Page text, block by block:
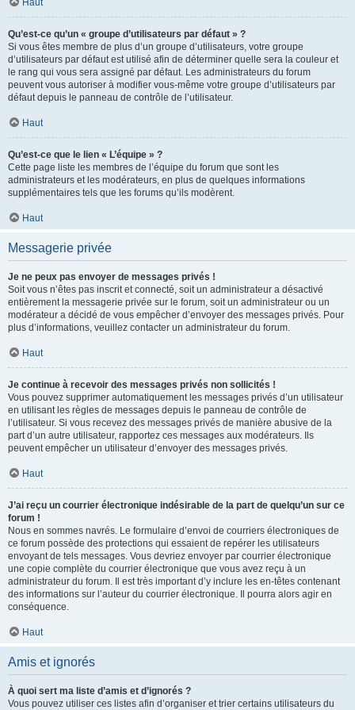
Haut
Qu’est-ce qu’un « groupe d’utilisateurs par défaut » ?
Si vous êtes membre de plus d’un groupe d’utilisateurs, votre groupe
d’utilisateurs par défaut est utilisé afin de déterminer quelle sera la couleur et
le rang qui vous sera assigné par défaut. Les administrateurs du forum
peuvent vous autoriser à modifier vous-même votre groupe d’utilisateurs par
défaut depuis le panneau de contrôle de l’utilisateur.
Haut
Qu’est-ce que le lien « L’équipe » ?
Cette page liste les membres de l’équipe du forum que sont les
administrateurs et les modérateurs, en plus de quelques informations
supplémentaires tels que les forums qu’ils modèrent.
Haut
Messagerie privée
Je ne peux pas envoyer de messages privés !
Soit vous n’êtes pas inscrit et connecté, soit un administrateur a désactivé
entièrement la messagerie privée sur le forum, soit un administrateur ou un
modérateur a décidé de vous empêcher d’envoyer des messages privés. Pour
plus d’informations, veuillez contacter un administrateur du forum.
Haut
Je continue à recevoir des messages privés non sollicités !
Vous pouvez supprimer automatiquement les messages privés d’un utilisateur
en utilisant les règles de messages depuis le panneau de contrôle de
l’utilisateur. Si vous recevez des messages privés de manière abusive de la
part d’un autre utilisateur, rapportez ces messages aux modérateurs. Ils
peuvent empêcher un utilisateur d’envoyer des messages privés.
Haut
J’ai reçu un courrier électronique indésirable de la part de quelqu’un sur ce
forum !
Nous en sommes navrés. Le formulaire d’envoi de courriers électroniques de
ce forum possède des protections qui essaient de repérer les utilisateurs
envoyant de tels messages. Vous devriez envoyer par courrier électronique
une copie complète du courrier électronique que vous avez reçu à un
administrateur du forum. Il est très important d’y inclure les en-têtes contenant
des informations sur l’auteur du courrier électronique. Il pourra alors agir en
conséquence.
Haut
Amis et ignorés
À quoi sert ma liste d’amis et d’ignorés ?
Vous pouvez utiliser ces listes afin d’organiser et trier certains utilisateurs du